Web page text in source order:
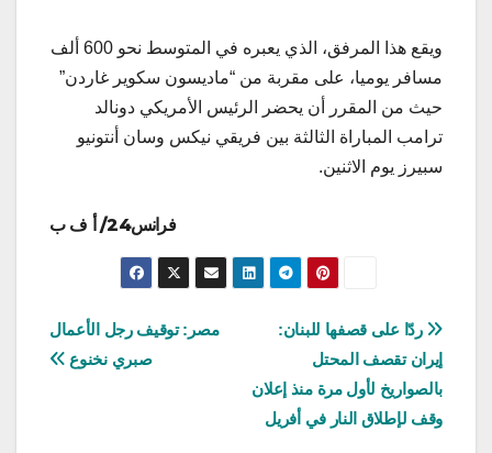
ويقع هذا المرفق، الذي يعبره في المتوسط نحو 600 ألف
مسافر يوميا، على مقربة من “ماديسون سكوير غاردن”
حيث من المقرر أن يحضر الرئيس الأمريكي دونالد
ترامب المباراة الثالثة بين فريقي نيكس وسان أنتونيو
سبيرز يوم الاثنين.
فرانس24/ أ ف ب
تصفّح
المقالات
مصر: توقيف رجل الأعمال
صبري نخنوع
ردّا على قصفها للبنان:
إيران تقصف المحتل
بالصواريخ لأول مرة منذ إعلان
وقف لإطلاق النار في أفريل